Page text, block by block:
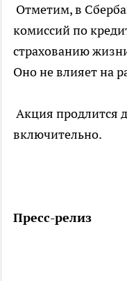
Отметим, в
комиссий по
страхованию
Оно не влияет на
Акция продлится
включительно.
Пресс-релиз